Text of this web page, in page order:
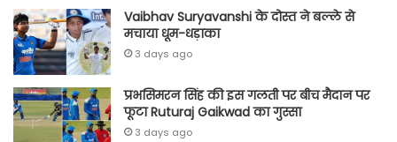
Vaibhav Suryavanshi के दोस्त ने बल्ले से
मचाया धूम-धड़ाका
3 days ago
प्रभसिमरन सिंह की इस गलती पर बीच मैदान पर
फूटा Ruturaj Gaikwad का गुस्सा
3 days ago